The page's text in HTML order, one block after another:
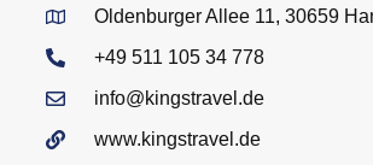
Oldenburger Allee 11, 30659
+49 511 105 34 778
info@kingstravel.de
www.kingstravel.de